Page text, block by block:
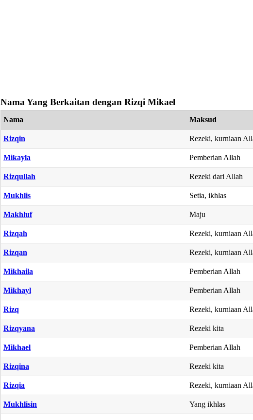
Nama Yang Berkaitan dengan Rizqi Mikael
Nama Maksud
Rizqin Rezeki, kurniaan
Mikayla Pemberian Allah
Rizqullah Rezeki dari Allah
Mukhlis Setia, ikhlas
Makhluf Maju
Rizqah Rezeki, kurniaan
Rizqan Rezeki, kurniaan
Mikhaila Pemberian Allah
Mikhayl Pemberian Allah
Rizq Rezeki, kurniaan
Rizqyana Rezeki kita
Mikhael Pemberian Allah
Rizqina Rezeki kita
Rizqia Rezeki, kurniaan
Mukhlisin Yang ikhlas